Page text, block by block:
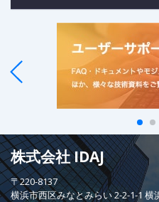
株式会社 IDAJ
〒220-8137
横浜市西区みなとみらい 2-2-1-1 横